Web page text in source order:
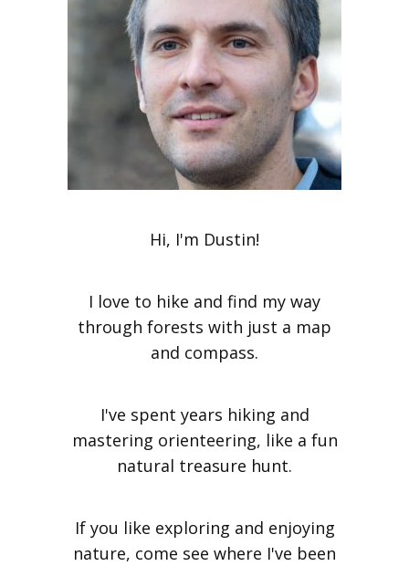
Hi, I'm Dustin!
I love to hike and find my way
through forests with just a map
and compass.
I've spent years hiking and
mastering orienteering, like a fun
natural treasure hunt.
If you like exploring and enjoying
nature, come see where I've been